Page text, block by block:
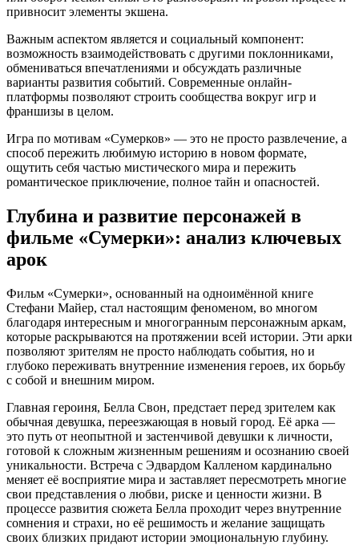
привносит элементы экшена.
Важным аспектом является и социальный компонент:
возможность взаимодействовать с другими поклонниками,
обмениваться впечатлениями и обсуждать различные
варианты развития событий. Современные онлайн-
платформы позволяют строить сообщества вокруг игр и
франшизы в целом.
Игра по мотивам «Сумерков» — это не просто развлечение, а
способ пережить любимую историю в новом формате,
ощутить себя частью мистического мира и пережить
романтическое приключение, полное тайн и опасностей.
Глубина и развитие персонажей в
фильме «Сумерки»: анализ ключевых
арок
Фильм «Сумерки», основанный на одноимённой книге
Стефани Майер, стал настоящим феноменом, во многом
благодаря интересным и многогранным персонажным аркам,
которые раскрываются на протяжении всей истории. Эти арки
позволяют зрителям не просто наблюдать события, но и
глубоко переживать внутренние изменения героев, их борьбу
с собой и внешним миром.
Главная героиня, Белла Свон, предстает перед зрителем как
обычная девушка, переезжающая в новый город. Её арка —
это путь от неопытной и застенчивой девушки к личности,
готовой к сложным жизненным решениям и осознанию своей
уникальности. Встреча с Эдвардом Калленом кардинально
меняет её восприятие мира и заставляет пересмотреть многие
свои представления о любви, риске и ценности жизни. В
процессе развития сюжета Белла проходит через внутренние
сомнения и страхи, но её решимость и желание защищать
своих близких придают истории эмоциональную глубину.